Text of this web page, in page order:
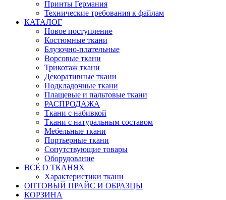
Принты Германия
Технические требования к файлам
КАТАЛОГ
Новое поступление
Костюмные ткани
Блузочно-плательные
Ворсовые ткани
Трикотаж ткани
Декоративные ткани
Подкладочные ткани
Плащевые и пальтовые ткани
РАСПРОДАЖА
Ткани с набивкой
Ткани с натуральным составом
Мебельные ткани
Портьерные ткани
Сопутствующие товары
Оборудование
ВСЁ О ТКАНЯХ
Характеристики ткани
ОПТОВЫЙ ПРАЙС И ОБРАЗЦЫ
КОРЗИНА